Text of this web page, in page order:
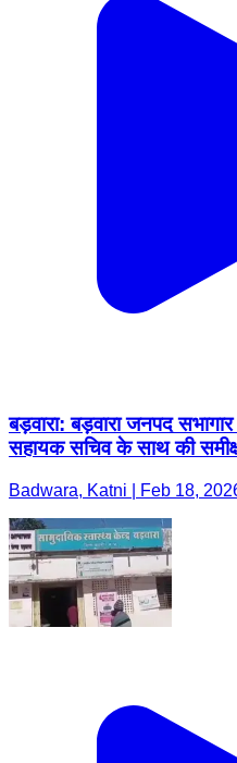
बड़वारा: बड़वारा जनपद
सहायक सचिव के साथ की
Badwara, Katni | Feb 18,